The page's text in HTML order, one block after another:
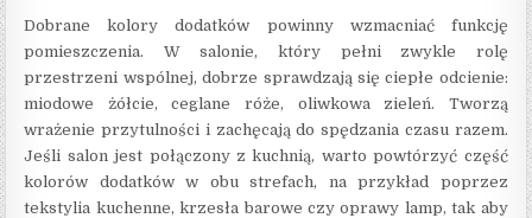
Dobrane kolory dodatków powinny wzmacniać funkcję
pomieszczenia. W salonie, który pełni zwykle rolę
przestrzeni wspólnej, dobrze sprawdzają się ciepłe odcienie:
miodowe żółcie, ceglane róże, oliwkowa zieleń. Tworzą
wrażenie przytulności i zachęcają do spędzania czasu razem.
Jeśli salon jest połączony z kuchnią, warto powtórzyć część
kolorów dodatków w obu strefach, na przykład poprzez
tekstylia kuchenne, krzesła barowe czy oprawy lamp, tak aby